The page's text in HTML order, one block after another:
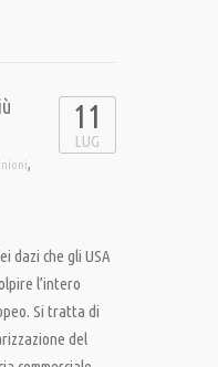
,
11
LUG
dazi che gli USA
l’intero
Si tratta di
del